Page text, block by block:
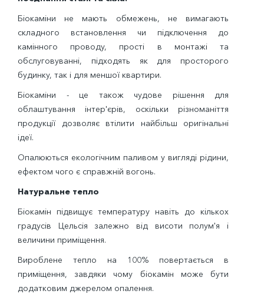
Біокаміни не мають обмежень, не вимагають
складного встановлення чи підключення до
камінного проводу, прості в монтажі та
обслуговуванні, підходять як для просторого
будинку, так і для меншої квартири.
Біокаміни - це також чудове рішення для
облаштування інтер'єрів, оскільки різноманіття
продукції дозволяє втілити найбільш оригінальні
ідеї.
Опалюються екологічним паливом у вигляді рідини,
ефектом чого є справжній вогонь.
Натуральне тепло
Біокамін підвищує температуру навіть до кількох
градусів Цельсія залежно від висоти полум'я і
величини приміщення.
Вироблене тепло на 100% повертається в
приміщення, завдяки чому біокамін може бути
додатковим джерелом опалення.